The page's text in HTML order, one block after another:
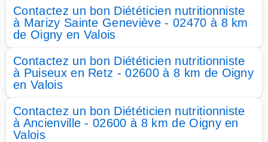
Contactez un bon Diététicien nutritionniste
à Marizy Sainte Geneviève - 02470 à 8 km
de Oigny en Valois
Contactez un bon Diététicien nutritionniste
à Puiseux en Retz - 02600 à 8 km de Oigny
en Valois
Contactez un bon Diététicien nutritionniste
à Ancienville - 02600 à 8 km de Oigny en
Valois